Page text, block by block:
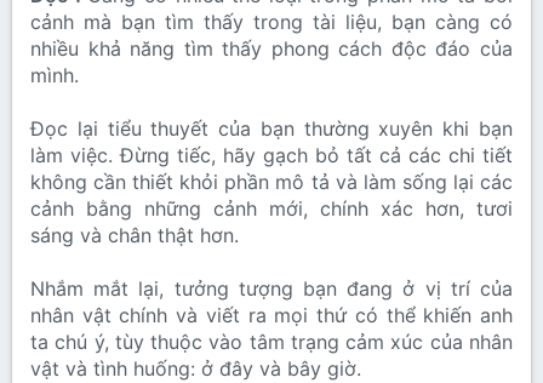
cảnh mà bạn tìm thấy trong tài liệu, bạn càng có
nhiều khả năng tìm thấy phong cách độc đáo của
mình.
Đọc lại tiểu thuyết của bạn thường xuyên khi bạn
làm việc. Đừng tiếc, hãy gạch bỏ tất cả các chi tiết
không cần thiết khỏi phần mô tả và làm sống lại các
cảnh bằng những cảnh mới, chính xác hơn, tươi
sáng và chân thật hơn.
Nhắm mắt lại, tưởng tượng bạn đang ở vị trí của
nhân vật chính và viết ra mọi thứ có thể khiến anh
ta chú ý, tùy thuộc vào tâm trạng cảm xúc của nhân
vật và tình huống: ở đây và bây giờ.